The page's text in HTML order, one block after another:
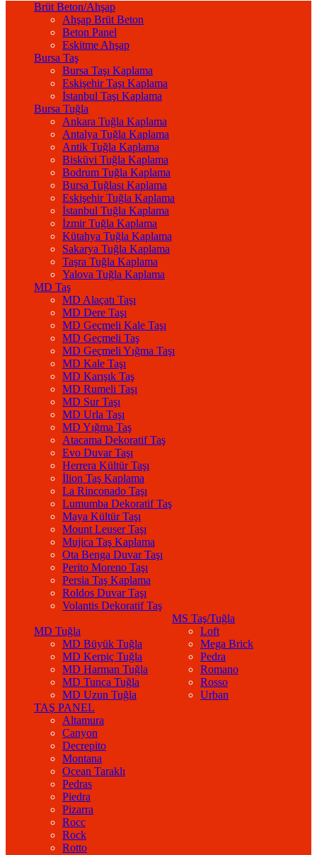
Brüt Beton/Ahşap
Ahşap Brüt Beton
Beton Panel
Eskitme Ahşap
Bursa Taş
Bursa Taşı Kaplama
Eskişehir Taşı Kaplama
İstanbul Taşı Kaplama
Bursa Tuğla
Ankara Tuğla Kaplama
Antalya Tuğla Kaplama
Antik Tuğla Kaplama
Bisküvi Tuğla Kaplama
Bodrum Tuğla Kaplama
Bursa Tuğlası Kaplama
Eskişehir Tuğla Kaplama
İstanbul Tuğla Kaplama
İzmir Tuğla Kaplama
Kütahya Tuğla Kaplama
Sakarya Tuğla Kaplama
Taşra Tuğla Kaplama
Yalova Tuğla Kaplama
MD Taş
MD Alaçatı Taşı
MD Dere Taşı
MD Geçmeli Kale Taşı
MD Geçmeli Taş
MD Geçmeli Yığma Taşı
MD Kale Taşı
MD Karışık Taş
MD Rumeli Taşı
MD Sur Taşı
MD Urla Taşı
MD Yığma Taş
Atacama Dekoratif Taş
Evo Duvar Taşı
Herrera Kültür Taşı
İlion Taş Kaplama
La Rinconado Taşı
Lumumba Dekoratif Taş
Maya Kültür Taşı
Mount Leuser Taşı
Mujica Taş Kaplama
Ota Benga Duvar Taşı
Perito Moreno Taşı
Persia Taş Kaplama
Roldos Duvar Taşı
Volantis Dekoratif Taş
MD Tuğla
MD Büyük Tuğla
MD Kerpiç Tuğla
MD Harman Tuğla
MD Tunca Tuğla
MD Uzun Tuğla
MS Taş/Tuğla
Loft
Mega Brick
Pedra
Romano
Rosso
Urban
TAŞ PANEL
Altamura
Canyon
Decrepito
Montana
Ocean Taraklı
Pedras
Piedra
Pizarra
Rocc
Rock
Rotto